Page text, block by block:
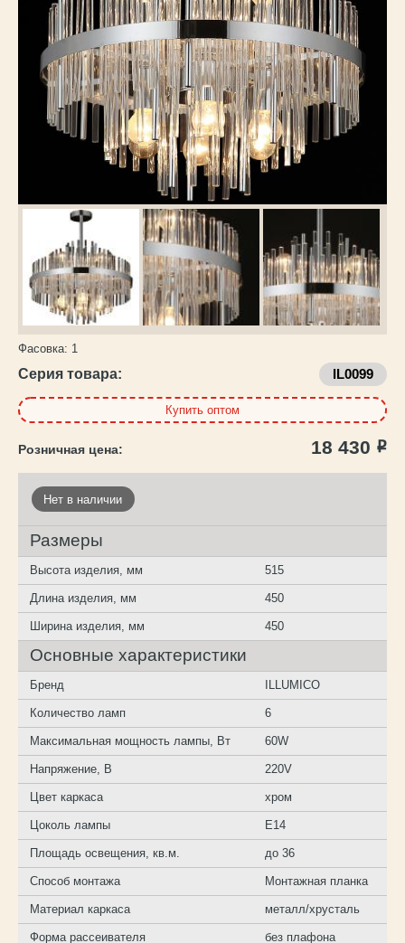
Каталог
товаров
Фасовка: 1
Серия товара: IL0099
Купить оптом
18 430 Р
Нет в наличии
Размеры
Высота изделия, мм 515
Длина изделия, мм 450
Ширина изделия, мм 450
Основные характеристики
Бренд ILLUMICO
Количество ламп 6
Максимальная мощность лампы, Вт 60W
Напряжение, В 220V
Цвет каркаса хром
Цоколь лампы E14
Площадь освещения, кв.м. до 36
Способ монтажа Монтажная планка
Материал каркаса металл/хрусталь
Форма рассеивателя без плафона